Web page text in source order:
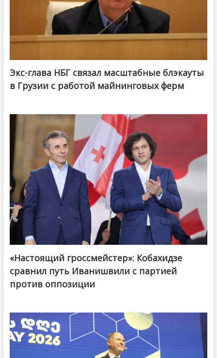
Экс-глава НБГ связал масштабные блэкауты
в Грузии с работой майнинговых ферм
@ქართული ოცნება / Georgian Dream
«Настоящий гроссмейстер»: Кобахидзе
сравнил путь Иванишвили с партией
против оппозиции